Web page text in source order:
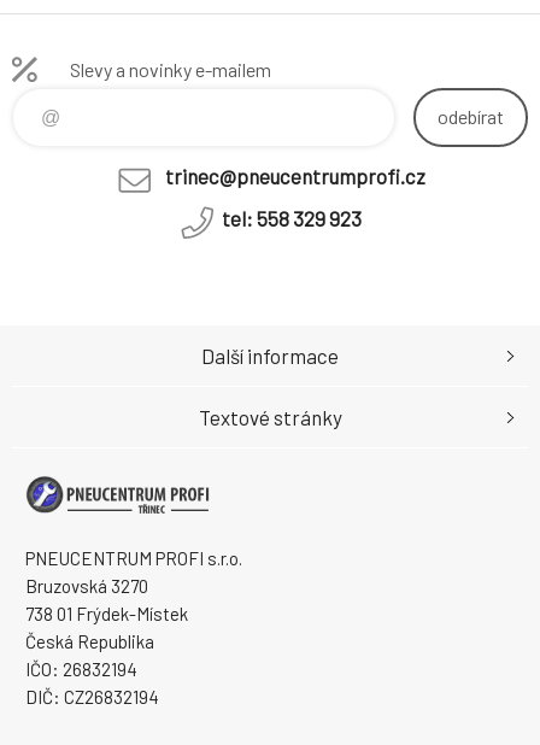
Slevy a novinky e-mailem
odebírat
trinec@pneucentrumprofi.cz
tel: 558 329 923
PNEUCENTRUM PROFI s.r.o.
Bruzovská 3270
738 01 Frýdek-Místek
Česká Republika
IČO: 26832194
DIČ: CZ26832194
Další informace
Textové stránky